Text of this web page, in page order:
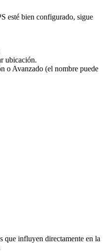
esté bien configurado, sigue
ubicación.
o Avanzado (el nombre puede
que influyen directamente en la